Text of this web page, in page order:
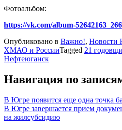
Фотоальбом:
https://vk.com/album-
Опубликовано в Важно!, Новости
ХМАО и РоссииTagged 21
Нефтеюганск
Навигация по
В Югре появится еще одна точка
В Югре завершается прием
на жилсубсидию